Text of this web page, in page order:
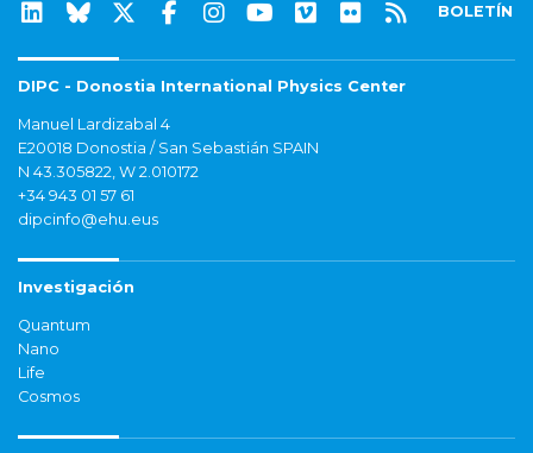
BOLETÍN
DIPC - Donostia International Physics Center
Manuel Lardizabal 4
E20018 Donostia / San Sebastián SPAIN
N 43.305822, W 2.010172
+34 943 01 57 61
dipcinfo@ehu.eus
Investigación
Quantum
Nano
Life
Cosmos